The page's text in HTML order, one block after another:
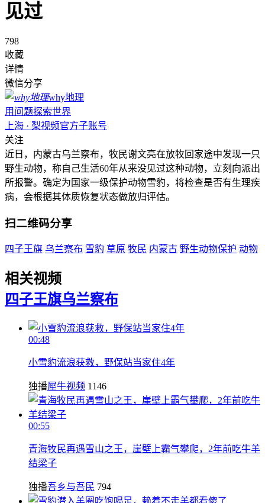
见过
798
收藏
详情
微信分享
why地理
用问题探索世界
上海 · 梨视频官方子账号
关注
近日，内蒙古乌兰察布，牧民谢文亮在放牧回家途中发现一只
野生动物，称自己生活60年从来没见过这种动物，立刻向派出
所报警。确定为国家一级保护动物雪豹，将检查是否有生理疾
病，会根据其体质恢复状态做放归评估。
扫二维码分享
四子王旗 乌兰察布 雪豹 草原 牧民 内蒙古 野生动物保护 动物
相关视频
四子王旗乌兰察布
00:48
小雪豹流浪获救，野保站当家住4年
独播犀牛视频 1146
00:55
青海牧民再遇雪山之王，崖壁上霸气攀爬，2年前吃牛羊
结梁子
独播吾乡与吾民 794